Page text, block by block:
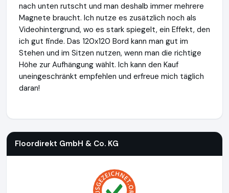
nach unten rutscht und man deshalb immer mehrere
Magnete braucht. Ich nutze es zusätzlich noch als
Videohintergrund, wo es stark spiegelt, ein Effekt, den
ich gut finde. Das 120x120 Bord kann man gut im
Stehen und im Sitzen nutzen, wenn man die richtige
Höhe zur Aufhängung wählt. Ich kann den Kauf
uneingeschränkt empfehlen und erfreue mich täglich
daran!
Floordirekt GmbH & Co. KG